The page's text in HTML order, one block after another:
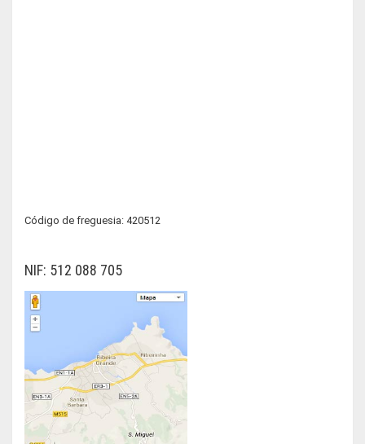
Código de freguesia: 420512
NIF: 512 088 705